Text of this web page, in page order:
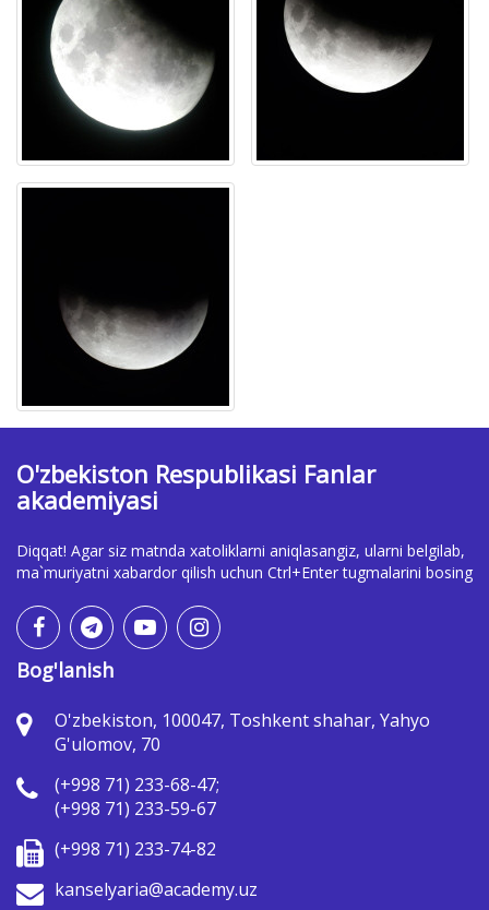
O'zbekiston Respublikasi Fanlar
akademiyasi
Diqqat! Agar siz matnda xatoliklarni aniqlasangiz, ularni belgilab,
ma`muriyatni xabardor qilish uchun Ctrl+Enter tugmalarini bosing
Bog'lanish
O'zbekiston, 100047, Toshkent shahar, Yahyo
G'ulomov, 70
(+998 71) 233-68-47;
(+998 71) 233-59-67
(+998 71) 233-74-82
kanselyaria@academy.uz